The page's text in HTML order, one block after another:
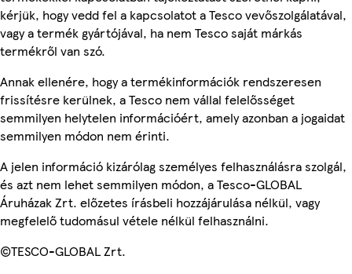
kérjük, hogy vedd fel a kapcsolatot a Tesco vevőszolgálatával,
vagy a termék gyártójával, ha nem Tesco saját márkás
termékről van szó.
Annak ellenére, hogy a termékinformációk rendszeresen
frissítésre kerülnek, a Tesco nem vállal felelősséget
semmilyen helytelen információért, amely azonban a jogaidat
semmilyen módon nem érinti.
A jelen információ kizárólag személyes felhasználásra szolgál,
és azt nem lehet semmilyen módon, a Tesco-GLOBAL
Áruházak Zrt. előzetes írásbeli hozzájárulása nélkül, vagy
megfelelő tudomásul vétele nélkül felhasználni.
©TESCO-GLOBAL Zrt.